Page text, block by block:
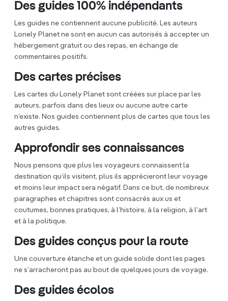
Des guides 100% indépendants
Les guides ne contiennent aucune publicité. Les auteurs
Lonely Planet ne sont en aucun cas autorisés à accepter un
hébergement gratuit ou des repas, en échange de
commentaires positifs.
Des cartes précises
Les cartes du Lonely Planet sont créées sur place par les
auteurs, parfois dans des lieux ou aucune autre carte
n’existe. Nos guides contiennent plus de cartes que tous les
autres guides.
Approfondir ses connaissances
Nous pensons que plus les voyageurs connaissent la
destination qu’ils visitent, plus ils apprécieront leur voyage
et moins leur impact sera négatif. Dans ce but, de nombreux
paragraphes et chapitres sont consacrés aux us et
coutumes, bonnes pratiques, à l’histoire, à la religion, à l’art
et à la politique.
Des guides conçus pour la route
Une couverture étanche et un guide solide dont les pages
ne s’arracheront pas au bout de quelques jours de voyage.
Des guides écolos